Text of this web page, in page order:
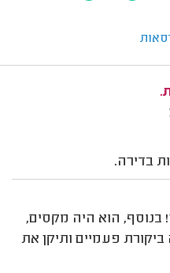
בדירה.
בנוסף, הוא היה מקסים,
פעמיים ותיקן את